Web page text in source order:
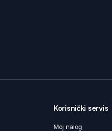
Korisnički servis
Moj nalog